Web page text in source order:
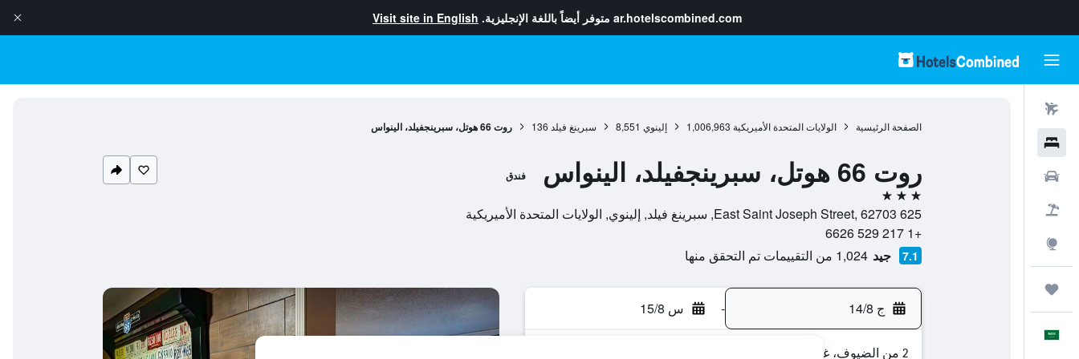
ar.hotelscombined.com متوفر أيضاً باللغة الإنجليزية. Visit site in English
الصفحة الرئيسية الولايات المتحدة الأميريكية 1,006,963 إلينوي 8,551 سبرينغ فيلد 136 روت 66 هوتل، سبرينجفيلد، الينواس
روت 66 هوتل، سبرينجفيلد، الينواس فندق
3 نجوم
625 East Saint Joseph Street, 62703, سبرينغ فيلد, إلينوي, الولايات المتحدة الأميريكية
+1 217 529 6626
7.1 جيد 1,024 من التقييمات تم التحقق منها
ج 14/8 - س 15/8
2 من الضيوف، غرفة واحدة